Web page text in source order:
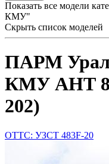
Показать все модели
КМУ"
Скрыть список моделей
ПАРМ Урал
КМУ АНТ
202)
ОТТС: УЗСТ 483F-20